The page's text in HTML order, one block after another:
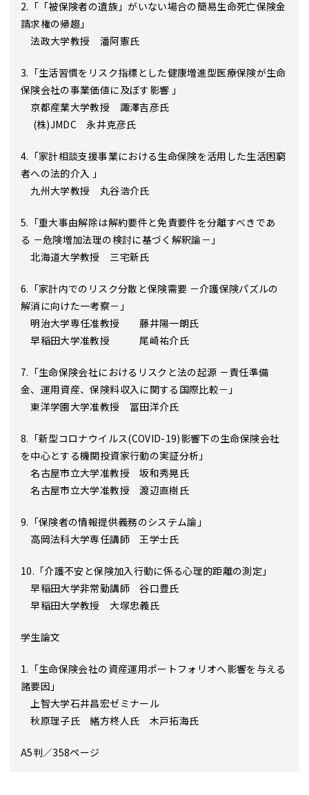
2.「「被保険者の遺族」がいない場合の簡易生命死亡保険金
請求権の帰趨」
法政大学教授 潘阿憲氏
3.「生活習慣をリスク指標とした健康増進型医療保険が生命
保険会社の事業価値に及ぼす影響 」
京都産業大学教授 諏澤吉彦氏
(株)JMDC 永井克彦氏
4.「家計相談支援事業における生命保険を活用した生活困窮
者への法的介入 」
九州大学教授 丸谷浩介氏
5.「重大事由解除は解約要件と免責要件を分離すべきであ
る －危険増加法理の検討に基づく解釈論－」
北海道大学教授 三宅新氏
6.「家計内でのリスク分散と保険需要 －介護保険パズルの
解消に向けた一考察－」
明治大学専任准教授 藤井陽一朗氏
早稲田大学准教授 尾崎祐介氏
7.「生命保険会社におけるリスクと法の起源 －責任準備
金、運用資産、保険料収入に関する国際比較－」
東洋学園大学准教授 冨田洋介氏
8.「新型コロナウイルス(COVID-19)影響下の生命保険会社
を中心とする機関投資家行動の実証分析」
名古屋市立大学准教授 坂和秀晃氏
名古屋市立大学准教授 渡辺直樹氏
9.「保険者の情報提供義務のシステム論」
高岡法科大学専任講師 王学士氏
10.「介護不安と保険加入行動に係る心理的距離の測定」
早稲田大学非常勤講師 谷口豊氏
早稲田大学教授 大塚忠義氏
学生論文
1.「生命保険会社の資産運用ポートフォリオへ影響を与える
諸要因」
上智大学石井昌宏ゼミナール
秋原理子氏 緒方柊人氏 木戸拓海氏
A5判／358ページ